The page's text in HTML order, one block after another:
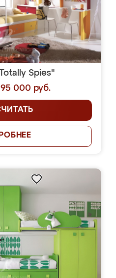
Spies"
000 руб.